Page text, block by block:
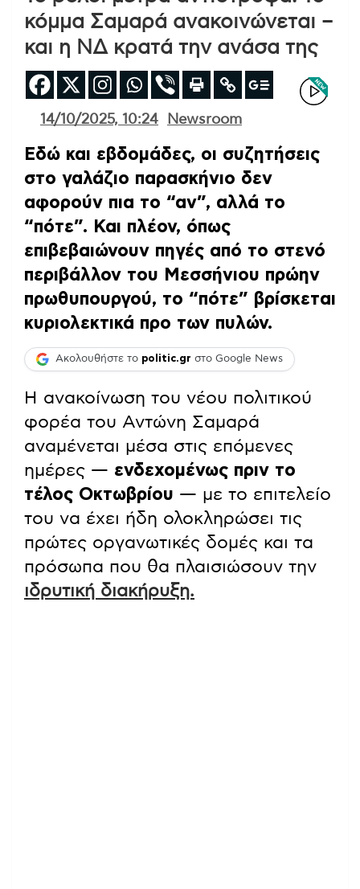
κόμμα Σαμαρά ανακοινώνεται –
και η ΝΔ κρατά την ανάσα της
14/10/2025, 10:24 Newsroom
Εδώ και εβδομάδες, οι συζητήσεις
στο γαλάζιο παρασκήνιο δεν
αφορούν πια το “αν”, αλλά το
“πότε”. Και πλέον, όπως
επιβεβαιώνουν πηγές από το στενό
περιβάλλον του Μεσσήνιου πρώην
πρωθυπουργού, το “πότε” βρίσκεται
κυριολεκτικά προ των πυλών.
Ακολουθήστε το politic.gr στο Google News
Η ανακοίνωση του νέου πολιτικού
φορέα του Αντώνη Σαμαρά
αναμένεται μέσα στις επόμενες
ημέρες — ενδεχομένως πριν το
τέλος Οκτωβρίου — με το επιτελείο
του να έχει ήδη ολοκληρώσει τις
πρώτες οργανωτικές δομές και τα
πρόσωπα που θα πλαισιώσουν την
ιδρυτική διακήρυξη.